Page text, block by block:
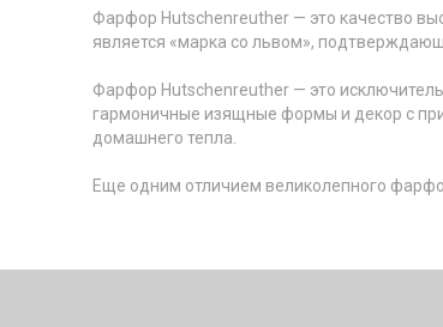
Фарфор Hutschenreuther — это качество
является «марка со львом»,
Фарфор Hutschenreuther — это
гармоничные изящные формы и декор с
домашнего тепла.
Еще одним отличием великолепного